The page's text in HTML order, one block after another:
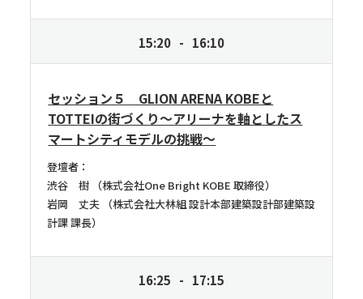
15:20 16:10
セッション５ GLION ARENA KOBEと
TOTTEIの街づくり～アリーナを軸としたス
マートシティモデルの挑戦～
登壇者：
渋谷 樹
株式会社One Bright KOBE 取締役
岩岡 丈夫
株式会社大林組 設計本部建築設計部建築設
計課 課長
16:25 17:15